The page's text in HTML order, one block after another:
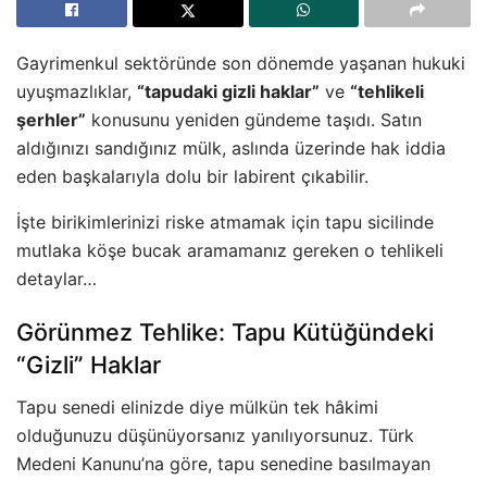
Gayrimenkul sektöründe son dönemde yaşanan hukuki
uyuşmazlıklar, “tapudaki gizli haklar” ve “tehlikeli
şerhler” konusunu yeniden gündeme taşıdı. Satın
aldığınızı sandığınız mülk, aslında üzerinde hak iddia
eden başkalarıyla dolu bir labirent çıkabilir.
İşte birikimlerinizi riske atmamak için tapu sicilinde
mutlaka köşe bucak aramamanız gereken o tehlikeli
detaylar…
Görünmez Tehlike: Tapu Kütüğündeki
“Gizli” Haklar
Tapu senedi elinizde diye mülkün tek hâkimi
olduğunuzu düşünüyorsanız yanılıyorsunuz. Türk
Medeni Kanunu’na göre, tapu senedine basılmayan